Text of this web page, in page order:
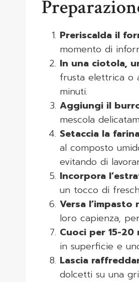
Preriscalda il
momento di
In una ciotola,
frusta elettrica o
minuti.
Aggiungi il
mescola
Setaccia la
al composto
evitando di
Incorpora
un tocco di
Versa
loro capienza,
Cuoci per 15-20
in superficie e
Lascia
dolcetti su una